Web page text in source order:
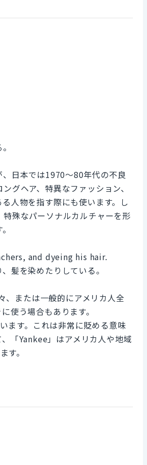
、日本では1970～80年代の不良
グヘア、特異なファッション、
人物を指す際にも使います。し
殊なパーソナルカルチャーを形
and dyeing his hair.
髪を染めたりしている。
、または一般的にアメリカ人全
使う場合もあります。
ます。これは非常に貶める意味
「Yankee」はアメリカ人や地域
。